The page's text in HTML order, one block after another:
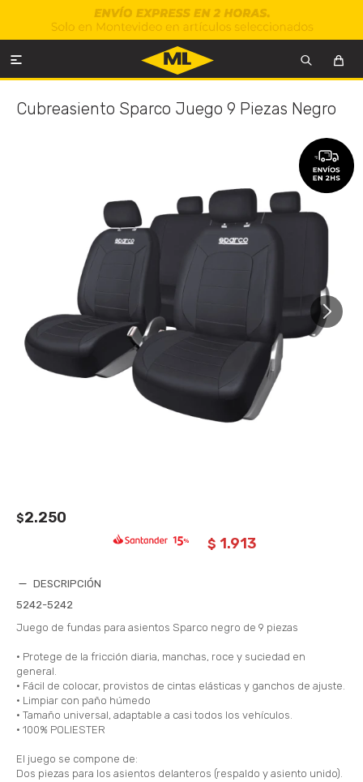

Cubreasiento Sparco Juego 9 Piezas Negro
$2.250
$ 1.913
DESCRIPCIÓN
5242-5242
Juego de fundas para asientos Sparco negro de 9 piezas
• Protege de la fricción diaria, manchas, roce y suciedad en
general.
• Fácil de colocar, provistos de cintas elásticas y ganchos de ajuste.
• Limpiar con paño húmedo
• Tamaño universal, adaptable a casi todos los vehículos.
• 100% POLIESTER
El juego se compone de:
Dos piezas para los asientos delanteros (respaldo y asiento unido).